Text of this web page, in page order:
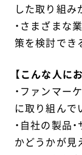
した取り組み
・さまざまな
策を検討でき
【こんな人に
・ファンマー
に取り組んで
・自社の製品
かどうかが見